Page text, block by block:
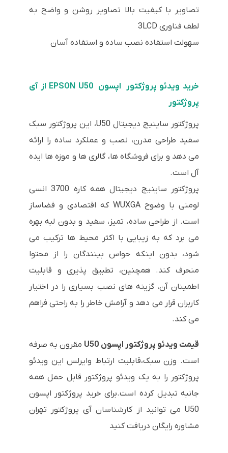
تصاویر با کیفیت بالا تصاویر روشن و واضح به
لطف فناوری 3LCD
سهولت استفاده نصب ساده و استفاده آسان
خرید ویدئو پروژکتور اپسون EPSON U50 از آی
پروژکتور
پروژکتور ساینیج دیجیتال U50، این پروژکتور سبک
سفید طراحی مدرن، نصب و عملکرد ساده را ارائه
می دهد و برای فروشگاه ها، گالری ها و موزه ها ایده
آل است.
پروژکتور ساینیج دیجیتال همه کاره 3700 انسی
لومنی با وضوح WUXGA که اقتصادی و فضاساز
است. از طراحی ساده، تمیز، سفید و بدون لبه بهره
می برد که به زیبایی با اکثر محیط ها ترکیب می
شود، بدون اینکه حواس بینندگان را از محتوا
منحرف کند. همچنین، تطبیق پذیری و قابلیت
اطمینان آن، گزینه های نصب بسیاری را در اختیار
کاربران قرار می دهد و آرامش خاطر را به راحتی فراهم
می کند.
قیمت ویدئو پروژکتور اپسون U50
مقرون به صرفه
است. وزن سبک،قابلیت ارتباط وایرلس این ویدئو
پروژکتور را به یک ویدئو پروژکتور قابل حمل همه
جانبه تبدیل کرده است.برای خرید پروژکتور اپسون
U50 می توانید از کارشناسان آی پروژکتور تهران
مشاوره رایگان دریافت کنید